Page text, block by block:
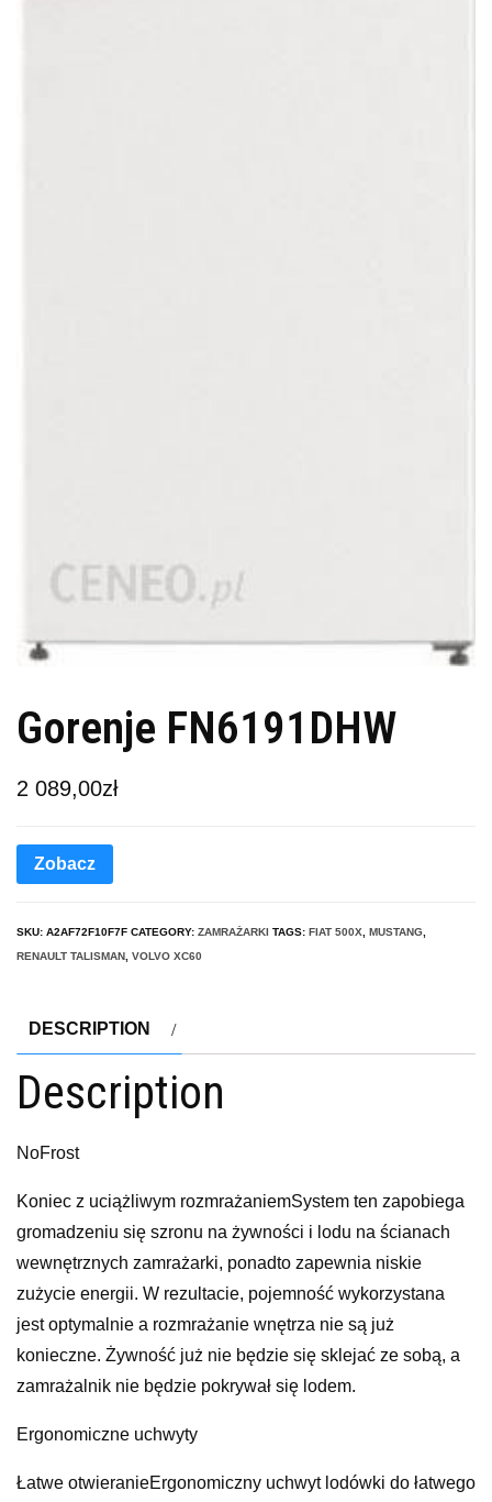
Gorenje FN6191DHW
2 089,00zł
Zobacz
SKU: A2AF72F10F7F CATEGORY: ZAMRAŻARKI TAGS: FIAT 500X MUSTANG
RENAULT TALISMAN VOLVO XC60
DESCRIPTION
Description
NoFrost
Koniec z uciążliwym rozmrażaniemSystem ten zapobiega
gromadzeniu się szronu na żywności i lodu na ścianach
wewnętrznych zamrażarki, ponadto zapewnia niskie
zużycie energii. W rezultacie, pojemność wykorzystana
jest optymalnie a rozmrażanie wnętrza nie są już
konieczne. Żywność już nie będzie się sklejać ze sobą, a
zamrażalnik nie będzie pokrywał się lodem.
Ergonomiczne uchwyty
Łatwe otwieranieErgonomiczny uchwyt lodówki do łatwego